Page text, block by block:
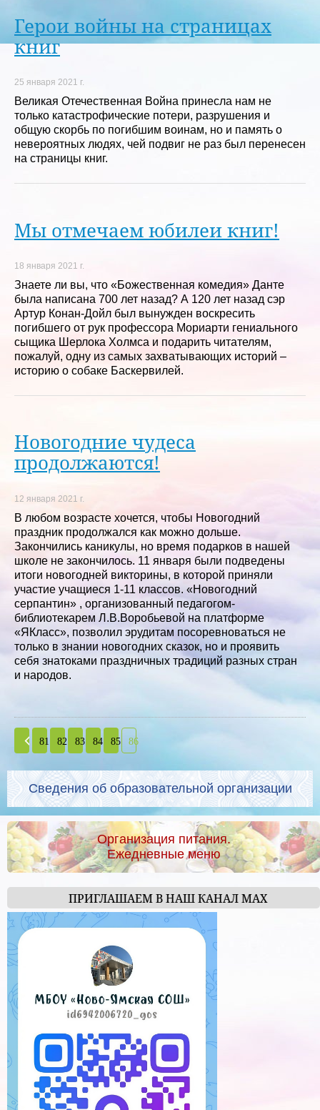
Герои войны на страницах
книг
25 января 2021 г.
Великая Отечественная Война принесла нам не
только катастрофические потери, разрушения и
общую скорбь по погибшим воинам, но и память о
невероятных людях, чей подвиг не раз был перенесен
на страницы книг.
Мы отмечаем юбилеи книг!
18 января 2021 г.
Знаете ли вы, что «Божественная комедия» Данте
была написана 700 лет назад? А 120 лет назад сэр
Артур Конан-Дойл был вынужден воскресить
погибшего от рук профессора Мориарти гениального
сыщика Шерлока Холмса и подарить читателям,
пожалуй, одну из самых захватывающих историй –
историю о собаке Баскервилей.
Новогодние чудеса
продолжаются!
12 января 2021 г.
В любом возрасте хочется, чтобы Новогодний
праздник продолжался как можно дольше.
Закончились каникулы, но время подарков в нашей
школе не закончилось. 11 января были подведены
итоги новогодней викторины, в которой приняли
участие учащиеся 1-11 классов. «Новогодний
серпантин» , организованный педагогом-
библиотекарем Л.В.Воробьевой на платформе
«ЯКласс», позволил эрудитам посоревноваться не
только в знании новогодних сказок, но и проявить
себя знатоками праздничных традиций разных стран
и народов.
81 82 83 84 85 86
Сведения об образовательной организации
Организация питания.
Ежедневные меню
ПРИГЛАШАЕМ В НАШ КАНАЛ МАХ